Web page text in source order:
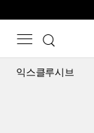
익스클루시브